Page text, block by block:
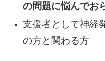
の問題に悩んでお
支援者として神経
の方と関わる方